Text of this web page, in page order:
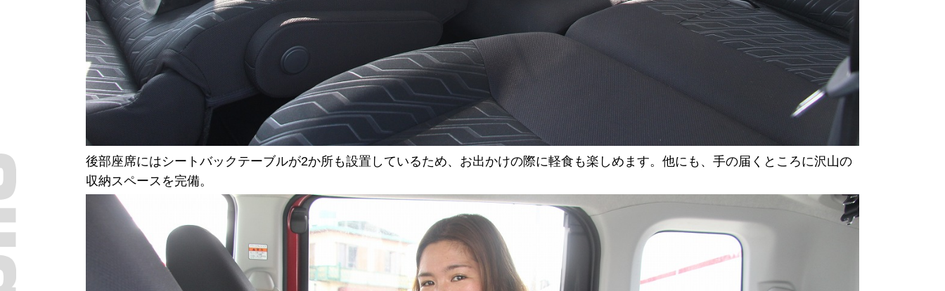
後部座席にはシートバックテーブルが2か所も設置しているため、お出かけの際に軽食も楽しめます。他にも、手の届くところに沢山の
収納スペースを完備。